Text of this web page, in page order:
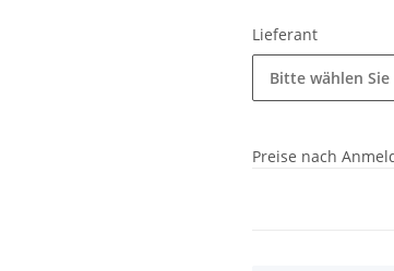
Lieferant
Bitte wählen
Preise nach